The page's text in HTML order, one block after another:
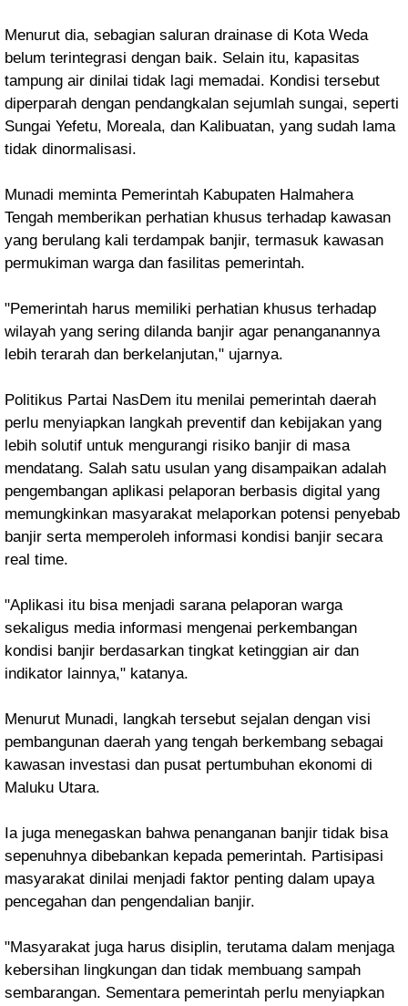
Menurut dia, sebagian saluran drainase di Kota Weda
belum terintegrasi dengan baik. Selain itu, kapasitas
tampung air dinilai tidak lagi memadai. Kondisi tersebut
diperparah dengan pendangkalan sejumlah sungai, seperti
Sungai Yefetu, Moreala, dan Kalibuatan, yang sudah lama
tidak dinormalisasi.
Munadi meminta Pemerintah Kabupaten Halmahera
Tengah memberikan perhatian khusus terhadap kawasan
yang berulang kali terdampak banjir, termasuk kawasan
permukiman warga dan fasilitas pemerintah.
"Pemerintah harus memiliki perhatian khusus terhadap
wilayah yang sering dilanda banjir agar penanganannya
lebih terarah dan berkelanjutan," ujarnya.
Politikus Partai NasDem itu menilai pemerintah daerah
perlu menyiapkan langkah preventif dan kebijakan yang
lebih solutif untuk mengurangi risiko banjir di masa
mendatang. Salah satu usulan yang disampaikan adalah
pengembangan aplikasi pelaporan berbasis digital yang
memungkinkan masyarakat melaporkan potensi penyebab
banjir serta memperoleh informasi kondisi banjir secara
real time.
"Aplikasi itu bisa menjadi sarana pelaporan warga
sekaligus media informasi mengenai perkembangan
kondisi banjir berdasarkan tingkat ketinggian air dan
indikator lainnya," katanya.
Menurut Munadi, langkah tersebut sejalan dengan visi
pembangunan daerah yang tengah berkembang sebagai
kawasan investasi dan pusat pertumbuhan ekonomi di
Maluku Utara.
Ia juga menegaskan bahwa penanganan banjir tidak bisa
sepenuhnya dibebankan kepada pemerintah. Partisipasi
masyarakat dinilai menjadi faktor penting dalam upaya
pencegahan dan pengendalian banjir.
"Masyarakat juga harus disiplin, terutama dalam menjaga
kebersihan lingkungan dan tidak membuang sampah
sembarangan. Sementara pemerintah perlu menyiapkan